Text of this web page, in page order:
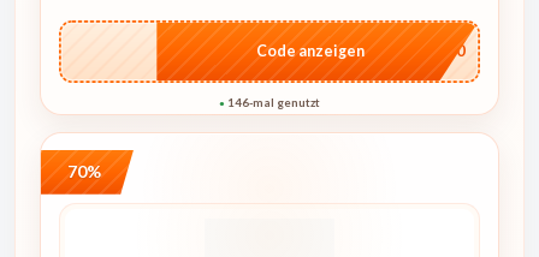
…NT10
Code anzeigen
● 146-mal genutzt
70%